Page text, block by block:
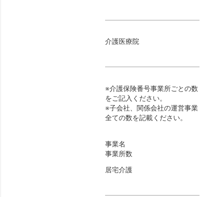
介護医療院
※介護保険番号事業所ごとの数
をご記入ください。
※子会社、関係会社の運営事業
全ての数を記載ください。
事業名
事業所数
居宅介護